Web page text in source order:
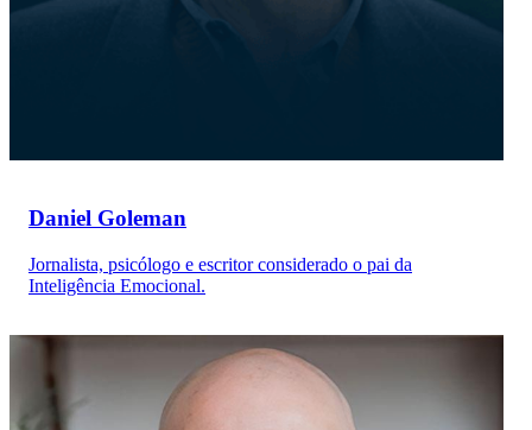
Daniel Goleman
Jornalista, psicólogo e escritor considerado o pai da
Inteligência Emocional.